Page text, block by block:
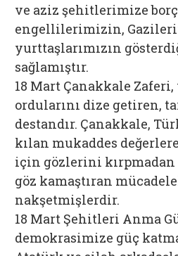
ve aziz şehitlerimize
engellilerimizin,
yurttaşlarımızın
sağlamıştır.
18 Mart Çanakkale
ordularını dize getiren,
destandır. Çanakkale,
kılan mukaddes
için gözlerini kırpmadan
göz kamaştıran
nakşetmişlerdir.
18 Mart Şehitleri Anma
demokrasimize güç